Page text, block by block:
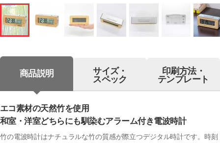
商品説明 サイズ・
スペック
印刷方法・
テンプレート
エコ素材の天然竹を使用
和室・洋室どちらにも馴染むアラーム付き電波時計
竹の電波時計はナチュラルな竹の質感が際立つデジタル時計です。時刻